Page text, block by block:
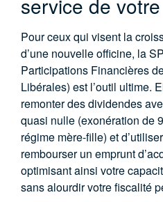
service de
Pour ceux qui visent la
d’une nouvelle officine, la
Participations Financières
Libérales) est l’outil ultime.
remonter des dividendes
quasi nulle (exonération de
régime mère-fille) et
rembourser un emprunt
optimisant ainsi votre
sans alourdir votre fiscalité